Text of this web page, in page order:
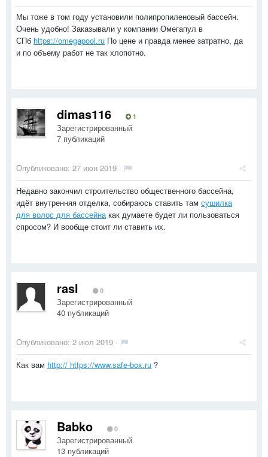
Мы тоже в том году установили полипропиленовый бассейн.
Очень удобно! Заказывали у компании Омегапул в
СПб https://omegapool.ru По цене и правда менее затратно, да
и по объему работ не так хлопотно.
dimas116 1
Зарегистрированный
7 публикаций
Опубликовано: 27 июн 2019 ·
Недавно закончил строительство общественного бассейна,
идёт внутренняя отделка, собираюсь ставить там сушилка
для волос для бассейнакак думаете будет ли пользоваться
спросом? И вообще стоит ли ставить их.
rasl 0
Зарегистрированный
40 публикаций
Опубликовано: 2 июл 2019 ·
Как вам http:// https://www.safe-box.ru ?
Babko 0
Зарегистрированный
13 публикаций